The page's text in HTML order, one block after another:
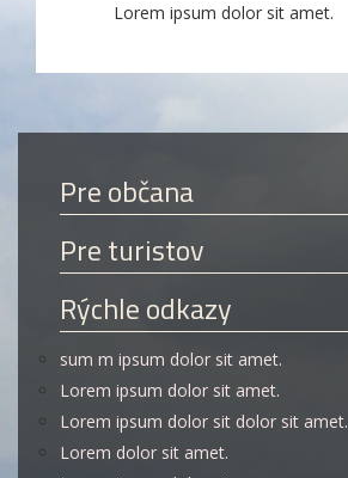
Lorem ipsum dolor sit amet.
Pre občana
Pre turistov
Rýchle odkazy
sum m ipsum dolor sit amet.
Lorem ipsum dolor sit amet.
Lorem ipsum dolor sit dolor sit amet.
Lorem dolor sit amet.